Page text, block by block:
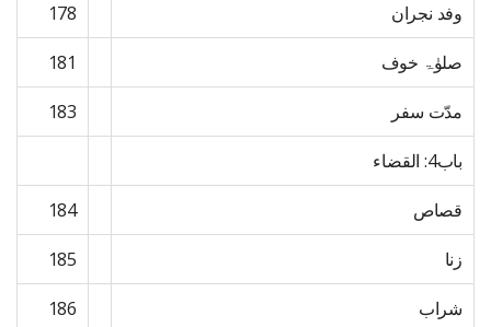
وفد نجران 178
صلوٰۃ خوف 181
مدّت سفر 183
باب4: القضاء
قصاص 184
زنا 185
شراب 186